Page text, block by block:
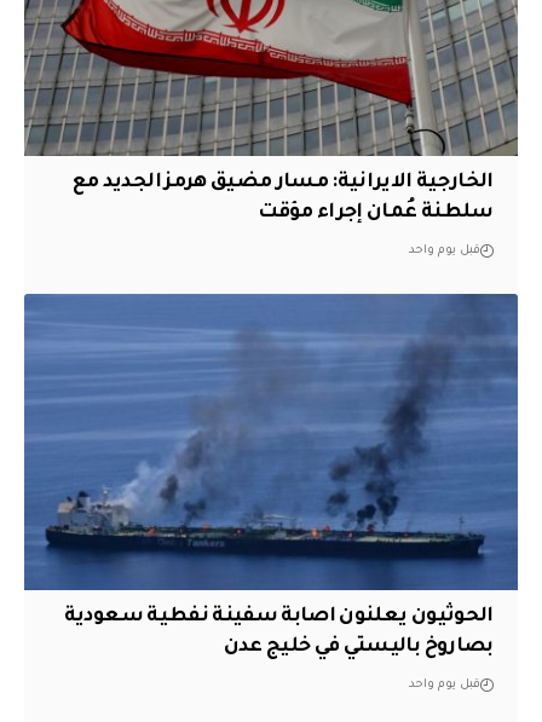
الخارجية الايرانية: مسار مضيق هرمز الجديد مع
سلطنة عُمان إجراء مؤقت
قبل يوم واحد
الحوثيون يعلنون اصابة سفينة نفطية سعودية
بصاروخ باليستي في خليج عدن
قبل يوم واحد